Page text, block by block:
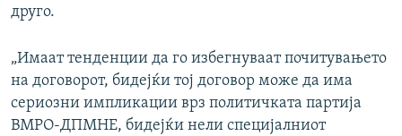
друго.
„Имаат тенденции да го избегнуваат почитувањето
на договорот, бидејќи тој договор може да има
сериозни импликации врз политичката партија
ВМРО-ДПМНЕ, бидејќи нели специјалниот